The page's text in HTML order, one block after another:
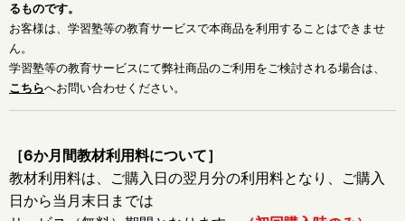
るものです。
お客様は、学習塾等の教育サービスで本商品を利用することはできませ
ん。
学習塾等の教育サービスにて弊社商品のご利用をご検討される場合は、
こちらへお問い合わせください。
［6か月間教材利用料について］
教材利用料は、ご購入日の翌月分の利用料となり、ご購入
日から当月末日までは